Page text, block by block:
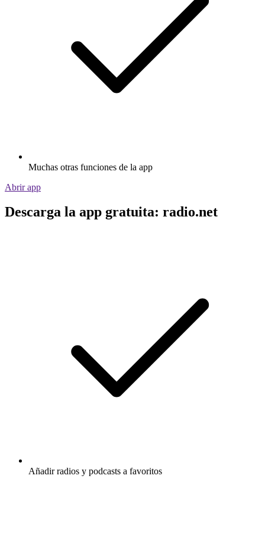
Muchas otras funciones de la app
Abrir app
Descarga la app gratuita: radio.net
Añadir radios y podcasts a favoritos